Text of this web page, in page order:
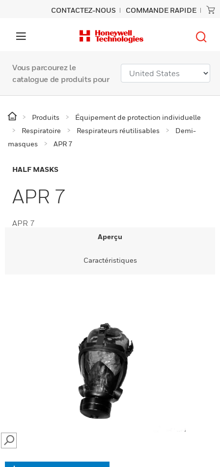
CONTACTEZ-NOUS COMMANDE RAPIDE
Vous parcourez le
catalogue de produits pour
Produits
Équipement de protection individuelle
Respiratoire
Respirateurs réutilisables
Demi-
masques
APR 7
HALF MASKS
APR 7
APR 7
Aperçu
Caractéristiques
SEARCH